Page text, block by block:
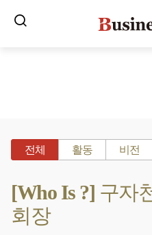
전체 활동 비전
[Who Is ?] 구자
회장